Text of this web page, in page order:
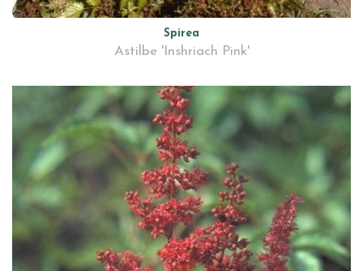
Spirea
Astilbe 'Inshriach Pink'